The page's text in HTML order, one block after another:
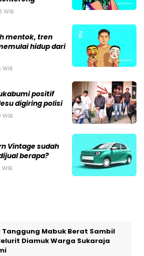
WIB
mentok, tren
hidup dari
positif
digiring polisi
Vintage sudah
berapa?
Tanggung Mabuk Berat Sambil
Diamuk Warga Sukaraja